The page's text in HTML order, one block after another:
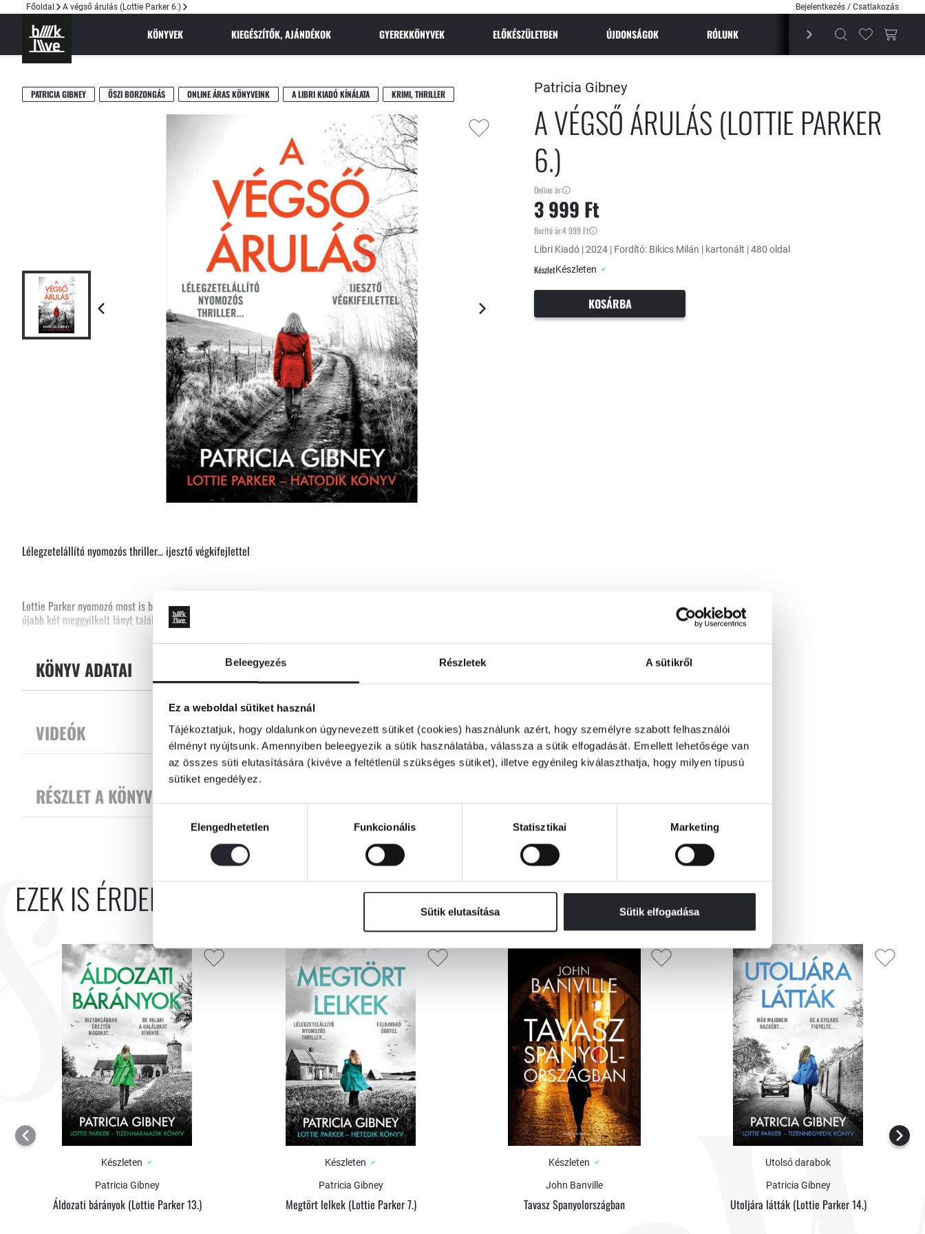
Beleegyezés Részletek A sütikről
Ez a weboldal sütiket használ
Tájékoztatjuk, hogy oldalunkon úgynevezett sütiket (cookies) használunk azért, hogy személyre szabott felhasználói
élményt nyújtsunk. Amennyiben beleegyezik a sütik használatába, válassza a sütik elfogadását. Emellett lehetősége van
az összes süti elutasítására (kivéve a feltétlenül szükséges sütiket), illetve egyénileg kiválaszthatja, hogy milyen típusú
sütiket engedélyez.
kiválasztásaElengedhetetlen Funkcionális Statisztikai Marketing
Sütik elutasítása Sütik elfogadása
Főoldal A végső árulás (Lottie Parker 6.) Bejelentkezés / Csatlakozás
KÖNYVEK KIEGÉSZÍTŐK, AJÁNDÉKOK GYEREKKÖNYVEK ELŐKÉSZÜLETBEN ÚJDONSÁGOK RÓLUNK BESTSELLEREK MAGAZIN
PATRICIA GIBNEY ŐSZI BORZONGÁS ONLINE ÁRAS KÖNYVEINK A LIBRI KIADÓ KÍNÁLATA KRIMI, THRILLER
Lélegzetelállító nyomozós thriller... ijesztő végkifejlettel
Lottie Parker nyomozó most is beleveti magát a munkába, ám míg az áldozatok utolsó lépéseinek nyomában jár,
újabb két meggyilkolt lányt találnak.
Nem elég, hogy Lottie-nak meggyűlik a baja az üggyel, lányai, Chloe és Katie is nyom nélkül eltűnne. Lottie retteg,
hogy a gyilkos rabolta el a gyerekeit, így megkezdődik a gyanúsított utáni hajsza, amelynek tétje sosem volt
nagyobb.
Daniel Cole, Robert Bryndza és Karin Slaughter rajongói élvezettel olvashatják Patricia Gibney soron következő
thrillerét. A végső árulás kiemelkedő és fordulatokban bővelkedő eleme a Lottie Parker-sorozatnak.
Tovább
KÖNYV ADATAI
VIDEÓK
RÉSZLET A KÖNYVBŐL
Patricia Gibney
A VÉGSŐ ÁRULÁS (LOTTIE PARKER
6.)
Online ár:
3 999 Ft
Borító ár:4 999 Ft
Libri Kiadó | 2024 | Fordító: Bikics Milán | kartonált | 480 oldal
KészletKészleten
KOSÁRBA
EZEK IS ÉRDEKELHETNEK
Készleten
Patricia Gibney
Áldozati bárányok (Lottie Parker 13.)
Készleten
Patricia Gibney
Megtört lelkek (Lottie Parker 7.)
Készleten
John Banville
Tavasz Spanyolországban
Utolsó darabok
Patricia Gibney
Utoljára látták (Lottie Parker 14.)